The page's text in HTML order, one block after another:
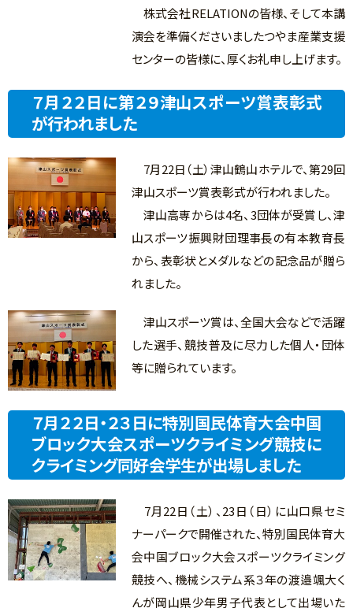
株式会社RELATIONの皆様、そして本講
演会を準備くださいましたつやま産業支援
センターの皆様に、厚くお礼申し上げます。
７月２２日に第２９津山スポーツ賞表彰式
が行われました
7月22日（土）津山鶴山ホテルで、第29回
津山スポーツ賞表彰式が行われました。
津山高専からは4名、3団体が受賞し、津
山スポーツ振興財団理事長の有本教育長
から、表彰状とメダルなどの記念品が贈ら
れました。
津山スポーツ賞は、全国大会などで活躍
した選手、競技普及に尽力した個人・団体
等に贈られています。
７月２２日・２３日に特別国民体育大会中国
ブロック大会スポーツクライミング競技に
クライミング同好会学生が出場しました
7月22日（土）、23日（日）に山口県セミ
ナーパークで開催された、特別国民体育大
会中国ブロック大会スポーツクライミング
競技へ、機械システム系３年の渡邉颯大く
んが岡山県少年男子代表として出場いた